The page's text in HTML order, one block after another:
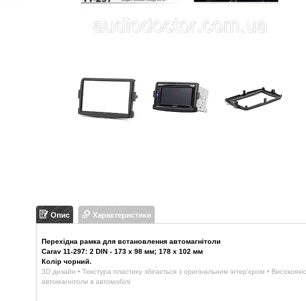
Опис Характеристики
Перехідна рамка для встановлення автомагнітоли
Carav 11-297: 2 DIN - 173 x 98 мм; 178 x 102 мм
Колір чорний.
3D дизайн • Текстура пластику збігається з оригінальним інтер'єром •
автомагнітоли в автомобілі